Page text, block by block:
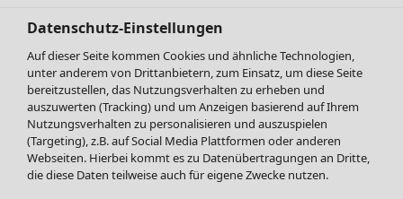
Alle anzeigen
Kleider
Tuniken
Blusen
Pullover & Shirts
Strickjacken
Datenschutz-Einstellungen
Auf dieser Seite kommen Cookies und ähnliche Technologien,
unter anderem von Drittanbietern, zum Einsatz, um diese Seite
bereitzustellen, das Nutzungsverhalten zu erheben und
auszuwerten (Tracking) und um Anzeigen basierend auf Ihrem
Nutzungsverhalten zu personalisieren und auszuspielen
(Targeting), z.B. auf Social Media Plattformen oder anderen
Webseiten. Hierbei kommt es zu Datenübertragungen an Dritte,
die diese Daten teilweise auch für eigene Zwecke nutzen.